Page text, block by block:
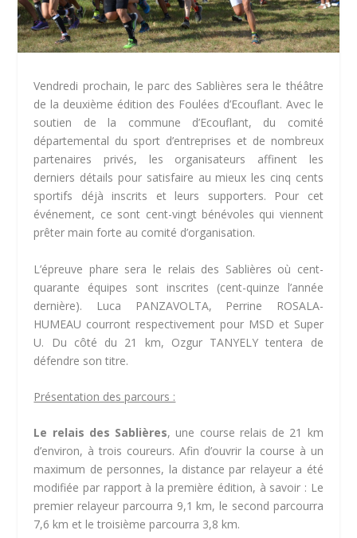
Vendredi prochain, le parc des Sablières sera le théâtre
de la deuxième édition des Foulées d’Ecouflant. Avec le
soutien de la commune d’Ecouflant, du comité
départemental du sport d’entreprises et de nombreux
partenaires privés, les organisateurs affinent les
derniers détails pour satisfaire au mieux les cinq cents
sportifs déjà inscrits et leurs supporters. Pour cet
événement, ce sont cent-vingt bénévoles qui viennent
prêter main forte au comité d’organisation.
L’épreuve phare sera le relais des Sablières où cent-
quarante équipes sont inscrites (cent-quinze l’année
dernière). Luca PANZAVOLTA, Perrine ROSALA-
HUMEAU courront respectivement pour MSD et Super
U. Du côté du 21 km, Ozgur TANYELY tentera de
défendre son titre.
Présentation des parcours :
Le relais des Sablières, une course relais de 21 km
d’environ, à trois coureurs. Afin d’ouvrir la course à un
maximum de personnes, la distance par relayeur a été
modifiée par rapport à la première édition, à savoir : Le
premier relayeur parcourra 9,1 km, le second parcourra
7,6 km et le troisième parcourra 3,8 km.